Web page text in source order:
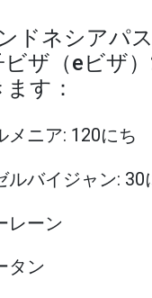
ドネシアパ
ザ（eビザ
す：
ニア: 120にち
バイジャン: 30
ーン
ン